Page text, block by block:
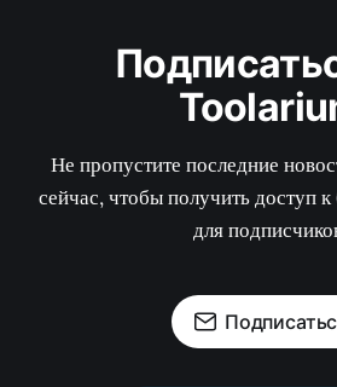
Не пропустите последние
сейчас, чтобы получить доступ к
для